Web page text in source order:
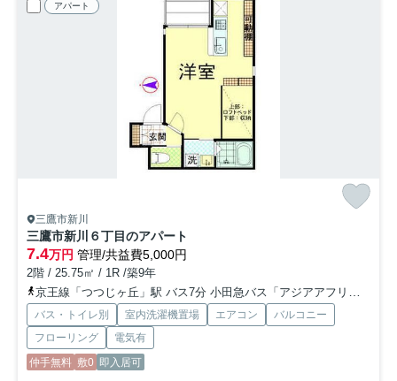
アパート
三鷹市新川
三鷹市新川６丁目のアパート
7.4万円 管理/共益費5,000円
2階 / 25.75㎡ / 1R /築9年
京王線「つつじヶ丘」駅 バス7分 小田急バス「アジアアフリカ語学院前団地西口」 停歩4分
バス・トイレ別 室内洗濯機置場 エアコン
バルコニー
フローリング
電気有
仲手無料 敷0 即入居可